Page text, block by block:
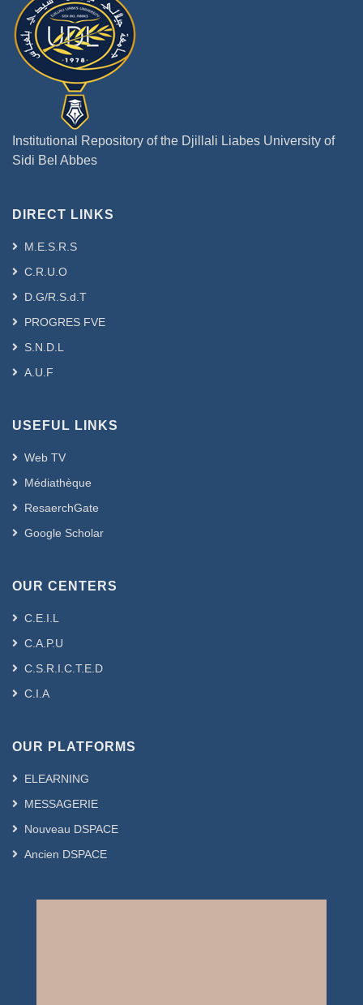
Institutional Repository of the Djillali Liabes University of
Sidi Bel Abbes
DIRECT LINKS
M.E.S.R.S
C.R.U.O
D.G/R.S.d.T
PROGRES FVE
S.N.D.L
A.U.F
USEFUL LINKS
Web TV
Médiathèque
ResaerchGate
Google Scholar
OUR CENTERS
C.E.I.L
C.A.P.U
C.S.R.I.C.T.E.D
C.I.A
OUR PLATFORMS
ELEARNING
MESSAGERIE
Nouveau DSPACE
Ancien DSPACE